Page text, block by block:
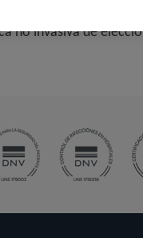
o
no invasiva de